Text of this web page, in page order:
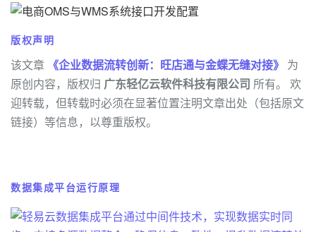
版权声明
该文章 《企业数据流转创新：旺店通与金蝶无缝对接》 为
原创内容，版权归 广东轻亿云软件科技有限公司 所有。 欢
迎转载，但转载时必须在显著位置注明文章出处（包括原文
链接）等信息，以尊重版权。
数据集成平台运行原理